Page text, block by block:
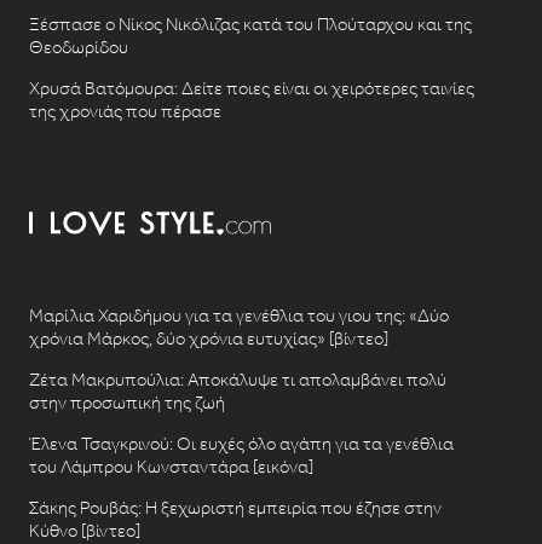
Ξέσπασε ο Νίκος Νικόλιζας κατά του Πλούταρχου και της
Θεοδωρίδου
Χρυσά Βατόμουρα: Δείτε ποιες είναι οι χειρότερες ταινίες
της χρονιάς που πέρασε
Μαρίλια Χαριδήμου για τα γενέθλια του γιου της: «Δύο
χρόνια Μάρκος, δύο χρόνια ευτυχίας» [βίντεο]
Ζέτα Μακρυπούλια: Αποκάλυψε τι απολαμβάνει πολύ
στην προσωπική της ζωή
Έλενα Τσαγκρινού: Οι ευχές όλο αγάπη για τα γενέθλια
του Λάμπρου Κωνσταντάρα [εικόνα]
Σάκης Ρουβάς: Η ξεχωριστή εμπειρία που έζησε στην
Κύθνο [βίντεο]